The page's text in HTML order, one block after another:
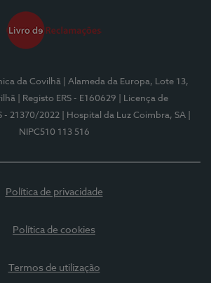
da Covilhã
| Alameda da Europa, Lote 13,
| Registo ERS - E160629
| Licença de
- 21370/2022
| Hospital da Luz Coimbra, SA
NIPC510 113 516
Política de privacidade
Política de cookies
Termos de utilização